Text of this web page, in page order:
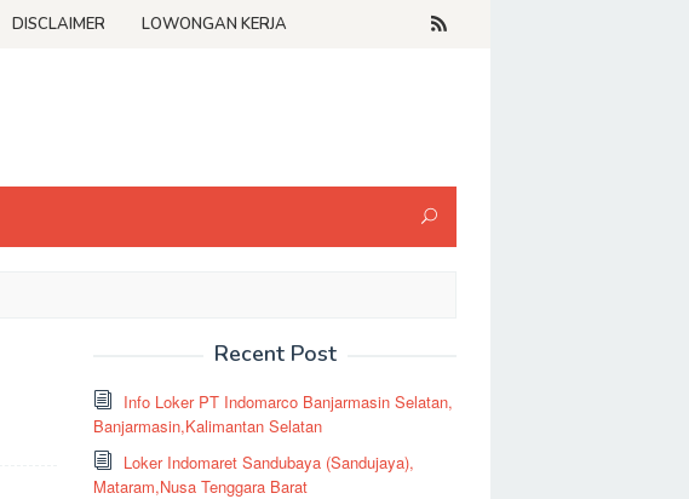
DISCLAIMER LOWONGAN KERJA
Recent Post
Info Loker PT Indomarco Banjarmasin Selatan,
Banjarmasin,Kalimantan Selatan
Loker Indomaret Sandubaya (Sandujaya),
Mataram,Nusa Tenggara Barat